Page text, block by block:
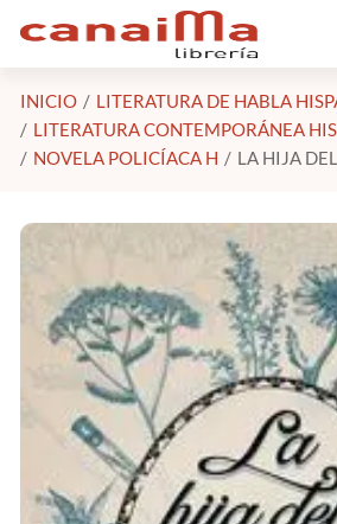
Saltar al contenido principal
INICIO
LITERATURA DE HABLA
LITERATURA CONTEMPORÁNEA
NOVELA POLICÍACA H
LA HIJA